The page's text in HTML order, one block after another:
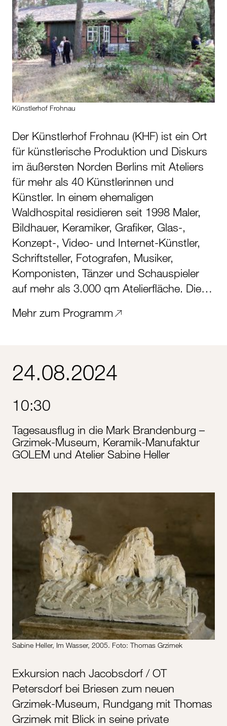
Künstlerhof Frohnau
Der Künstlerhof Frohnau (KHF) ist ein Ort
für künstlerische Produktion und Diskurs
im äußersten Norden Berlins mit Ateliers
für mehr als 40 Künstlerinnen und
Künstler. In einem ehemaligen
Waldhospital residieren seit 1998 Maler,
Bildhauer, Keramiker, Grafiker, Glas-,
Konzept-, Video- und Internet-Künstler,
Schriftsteller, Fotografen, Musiker,
Komponisten, Tänzer und Schauspieler
auf mehr als 3.000 qm Atelierfläche. Die…
Mehr zum Programm
24.08.2024
10:30
Tagesausflug in die Mark Brandenburg –
Grzimek-Museum, Keramik-Manufaktur
GOLEM und Atelier Sabine Heller
Sabine Heller, Im Wasser, 2005. Foto: Thomas Grzimek
Exkursion nach Jacobsdorf / OT
Petersdorf bei Briesen zum neuen
Grzimek-Museum, Rundgang mit Thomas
Grzimek mit Blick in seine private